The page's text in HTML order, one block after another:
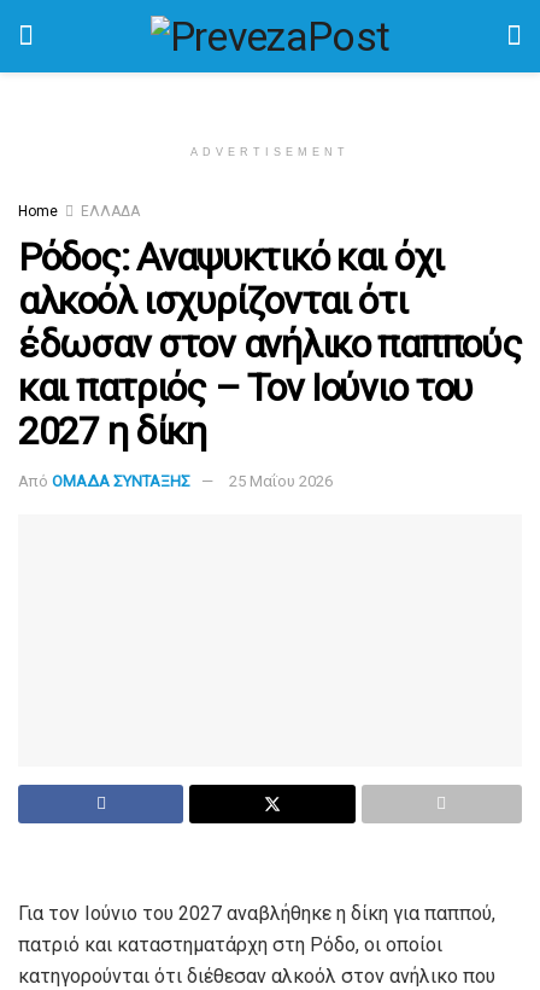
ADVERTISEMENT
Home ΕΛΛΑΔΑ
Ρόδος: Αναψυκτικό και όχι
αλκοόλ ισχυρίζονται ότι
έδωσαν στον ανήλικο παππούς
και πατριός – Τον Ιούνιο του
2027 η δίκη
Από ΟΜΑΔΑ ΣΥΝΤΑΞΗΣ 25 Μαΐου 2026
Για τον Ιούνιο του 2027 αναβλήθηκε η δίκη για παππού,
πατριό και καταστηματάρχη στη Ρόδο, οι οποίοι
κατηγορούνται ότι διέθεσαν αλκοόλ στον ανήλικο που